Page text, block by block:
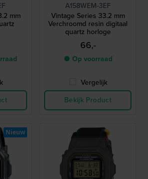
mm
A158WEM-3EF
Vintage Series 33.2 mm
Verchroomd resin digitaal
quartz horloge
66,-
● Op voorraad
Vergelijk
Bekijk Product
Nieuw